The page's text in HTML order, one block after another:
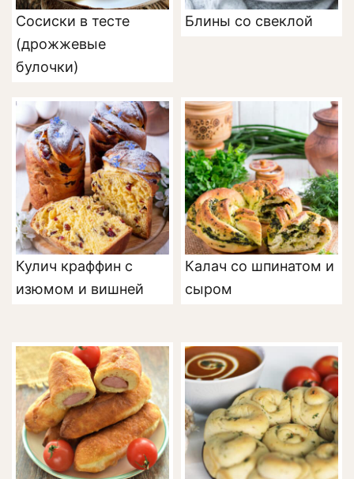
Сосиски в тесте
(дрожжевые
булочки)
Блины со свеклой
Кулич краффин с
изюмом и вишней
Калач со шпинатом и
сыром